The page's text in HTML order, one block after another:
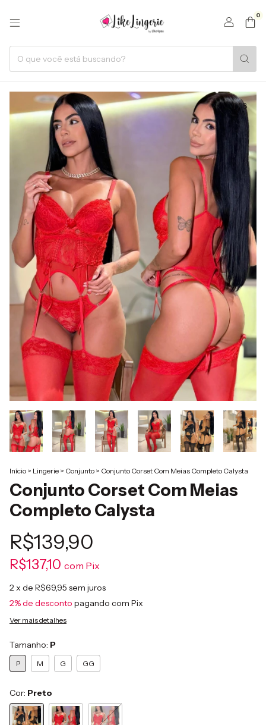
0
1/8
Início > Lingerie > Conjunto > Conjunto Corset Com Meias Completo Calysta
Conjunto Corset Com Meias
Completo Calysta
R$139,90
R$137,10 com Pix
2x de R$69,95 sem juros
2% de desconto pagando com Pix
Ver mais detalhes
Tamanho: P
P M G GG
Cor: Preto